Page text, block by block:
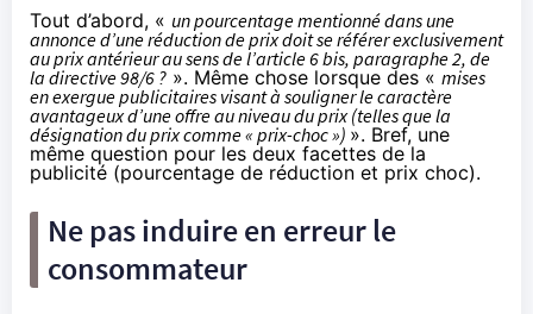
Tout d’abord, « un pourcentage mentionné dans une
annonce d’une réduction de prix doit se référer exclusivement
au prix antérieur au sens de l’article 6 bis, paragraphe 2, de
la directive 98/6 ? ». Même chose lorsque des « mises
en exergue publicitaires visant à souligner le caractère
avantageux d’une offre au niveau du prix (telles que la
désignation du prix comme « prix-choc ») ». Bref, une
même question pour les deux facettes de la
publicité (pourcentage de réduction et prix choc).
Ne pas induire en erreur le
consommateur